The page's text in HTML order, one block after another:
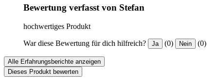
Bewertung verfasst von Stefan
hochwertiges Produkt
War diese Bewertung für dich hilfreich? Ja (0) Nein (0)
Alle Erfahrungsberichte anzeigen
Dieses Produkt bewerten